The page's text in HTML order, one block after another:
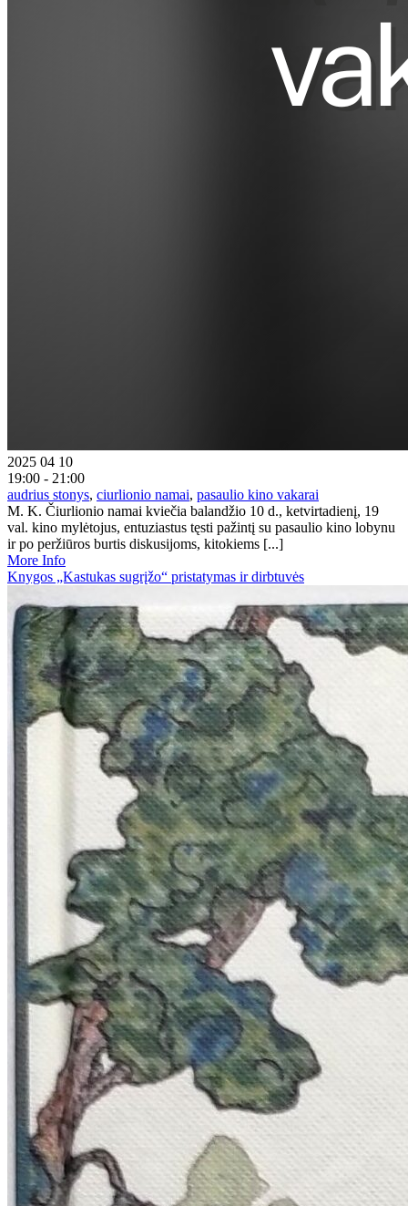
2025 04 10
19:00 - 21:00
audrius stonys, ciurlionio namai, pasaulio kino vakarai
M. K. Čiurlionio namai kviečia balandžio 10 d., ketvirtadienį, 19
val. kino mylėtojus, entuziastus tęsti pažintį su pasaulio kino lobynu
ir po peržiūros burtis diskusijoms, kitokiems [...]
More Info
Knygos „Kastukas sugrįžo“ pristatymas ir dirbtuvės